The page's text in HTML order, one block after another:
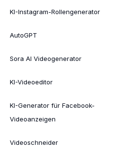
KI-Instagram-Rollengenerator
AutoGPT
Sora AI Videogenerator
KI-Videoeditor
KI-Generator für Facebook-
Videoanzeigen
Videoschneider